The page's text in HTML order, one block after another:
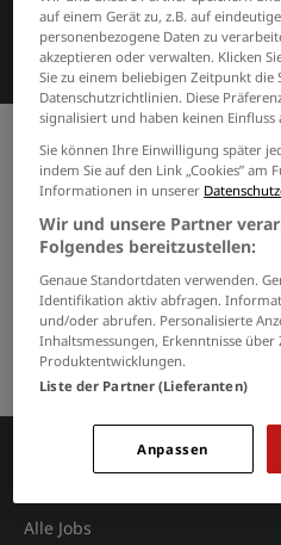
Start Suchergebnisse
Jobs von
Deutschland
GRENZEN SIE
Keine Suchergebnisse gefunden.
Alle Jobs
auf einem Gerät zu, z.B. auf
personenbezogene Daten zu
akzeptieren oder verwalten. Klicken
Sie zu einem beliebigen Zeitpunkt die
Datenschutzrichtlinien. Diese
signalisiert und haben keinen Einfluss
Sie können Ihre Einwilligung später
indem Sie auf den Link „Cookies” am
Informationen in unserer
Wir und unsere Partner
Folgendes bereitzustellen:
Genaue Standortdaten verwenden.
Identifikation aktiv abfragen.
und/oder abrufen. Personalisierte
Inhaltsmessungen, Erkenntnisse
Produktentwicklungen.
Liste der Partner (Lieferanten)
Anpassen